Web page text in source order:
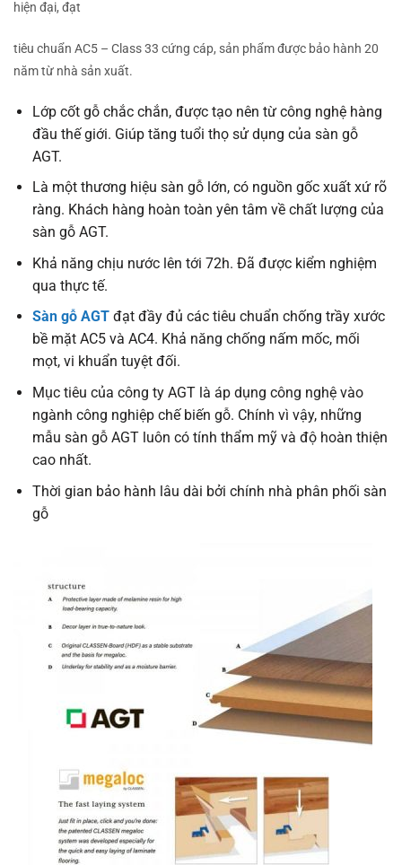
hiện đại, đạt
tiêu chuẩn AC5 – Class 33 cứng cáp, sản phẩm được bảo hành 20
năm từ nhà sản xuất.
Lớp cốt gỗ chắc chắn, được tạo nên từ công nghệ hàng
đầu thế giới. Giúp tăng tuổi thọ sử dụng của sàn gỗ
AGT.
Là một thương hiệu sàn gỗ lớn, có nguồn gốc xuất xứ rõ
ràng. Khách hàng hoàn toàn yên tâm về chất lượng của
sàn gỗ AGT.
Khả năng chịu nước lên tới 72h. Đã được kiểm nghiệm
qua thực tế.
Sàn gỗ AGTđạt đầy đủ các tiêu chuẩn chống trầy xước
bề mặt AC5 và AC4. Khả năng chống nấm mốc, mối
mọt, vi khuẩn tuyệt đối.
Mục tiêu của công ty AGT là áp dụng công nghệ vào
ngành công nghiệp chế biến gỗ. Chính vì vậy, những
mẫu sàn gỗ AGT luôn có tính thẩm mỹ và độ hoàn thiện
cao nhất.
Thời gian bảo hành lâu dài bởi chính nhà phân phối sàn
gỗ